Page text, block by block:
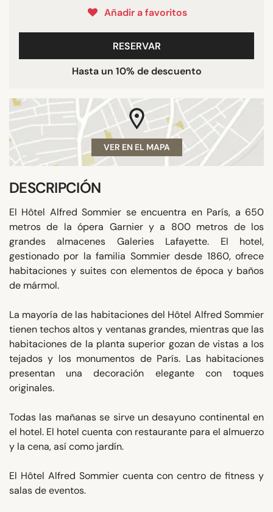
Añadir a favoritos
RESERVAR
Hasta un 10% de descuento
VER EN EL MAPA
DESCRIPCIÓN
El Hôtel Alfred Sommier se encuentra en París, a 650
metros de la ópera Garnier y a 800 metros de los
grandes almacenes Galeries Lafayette. El hotel,
gestionado por la familia Sommier desde 1860, ofrece
habitaciones y suites con elementos de época y baños
de mármol.
La mayoría de las habitaciones del Hôtel Alfred Sommier
tienen techos altos y ventanas grandes, mientras que las
habitaciones de la planta superior gozan de vistas a los
tejados y los monumentos de París. Las habitaciones
presentan una decoración elegante con toques
originales.
Todas las mañanas se sirve un desayuno continental en
el hotel. El hotel cuenta con restaurante para el almuerzo
y la cena, así como jardín.
El Hôtel Alfred Sommier cuenta con centro de fitness y
salas de eventos.